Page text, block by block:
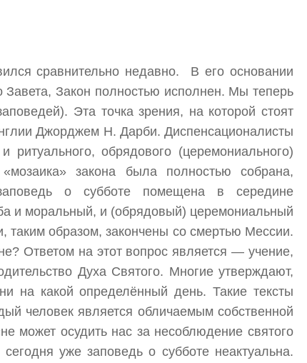
сравнительно недавно. В его основании
Закон полностью исполнен. Мы теперь
Эта точка зрения, на которой стоят
Джорджем Н. Дарби. Диспенсационалисты
ритуального, обрядового (церемониального)
закона была полностью собрана,
о субботе помещена в середине
и моральный, и (обрядовый) церемониальный
образом, закончены со смертью Мессии.
Ответом на этот вопрос является — учение,
Духа Святого. Многие утверждают,
на какой определённый день. Такие тексты
человек является обличаемым собственной
может осудить нас за несоблюдение святого
уже заповедь о субботе неактуальна.